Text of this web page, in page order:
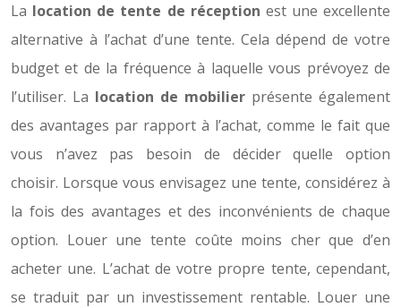
La location de tente de réception est une excellente
alternative à l’achat d’une tente. Cela dépend de votre
budget et de la fréquence à laquelle vous prévoyez de
l’utiliser. La location de mobilier présente également
des avantages par rapport à l’achat, comme le fait que
vous n’avez pas besoin de décider quelle option
choisir. Lorsque vous envisagez une tente, considérez à
la fois des avantages et des inconvénients de chaque
option. Louer une tente coûte moins cher que d’en
acheter une. L’achat de votre propre tente, cependant,
se traduit par un investissement rentable. Louer une